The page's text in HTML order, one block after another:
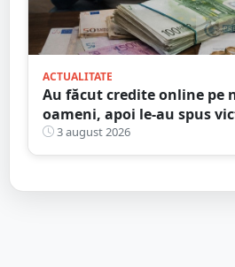
ACTUALITATE
Au făcut credite online pe
oameni, apoi le-au spus
sunt din... moștenire
3 august 2026